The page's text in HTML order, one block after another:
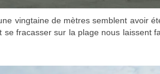
vingtaine de mètres semblent avoir
fracasser sur la plage nous laissent